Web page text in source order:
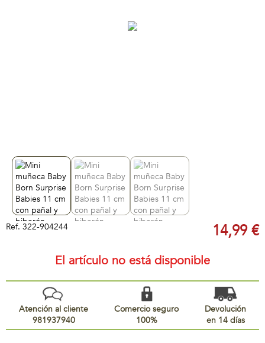
Ref. 322-904244 14,99 €
El artículo no está disponible
Atención al cliente
981937940
Comercio seguro
100%
Devolución
en 14 días